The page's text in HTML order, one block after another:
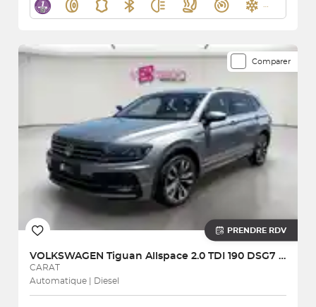
Comparer
PRENDRE RDV
VOLKSWAGEN Tiguan Allspace 2.0 TDI 190 DSG7 4Motion
CARAT
Automatique | Diesel